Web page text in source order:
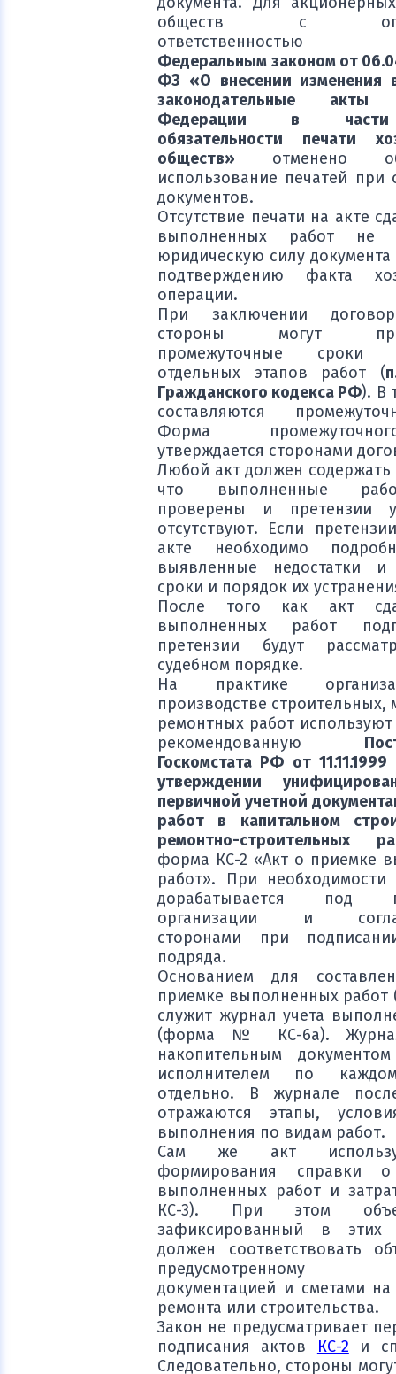
обществ с
ответственностью
Федеральным законом от
ФЗ «О внесении изменения
законодательные акты
Федерации в
обязательности печати
обществ» отменено
использование печатей
документов.
Отсутствие печати на акте
выполненных работ не
юридическую силу
подтверждению факта
операции.
При заключении
стороны могут
промежуточные сроки
отдельных этапов работ (
Гражданского кодекса РФ). В
составляются
Форма
утверждается сторонами
Любой акт должен содержать
что выполненные
проверены и претензии у
отсутствуют. Если
акте необходимо
выявленные недостатки и
сроки и порядок их
После того как акт
выполненных работ
претензии будут
судебном порядке.
На практике
производстве
ремонтных работ
рекомендованную
Госкомстата РФ от
утверждении
первичной учетной
работ в капитальном
ремонтно-строительных
форма КС-2 «Акт о приемке
работ». При
дорабатывается под
организации и
сторонами при
подряда.
Основанием для
приемке выполненных работ
служит журнал учета
(форма № КС-6а).
накопительным
исполнителем по
отдельно. В журнале
отражаются этапы,
выполнения по видам работ.
Сам же акт
формирования справки о
выполненных работ и
КС-3). При этом
зафиксированный в этих
должен соответствовать
предусмотренному
документацией и сметами
ремонта или строительства.
Закон не предусматривает
подписания актов КС-2 и
Следовательно, стороны